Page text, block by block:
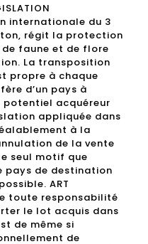
internationale du 3
régit la protection
de faune et de flore
La transposition
propre à chaque
d’un pays à
acquéreur
appliquée dans
à la
de la vente
seul motif que
pays de destination
ART
toute responsabilité
le lot acquis dans
de même si
de